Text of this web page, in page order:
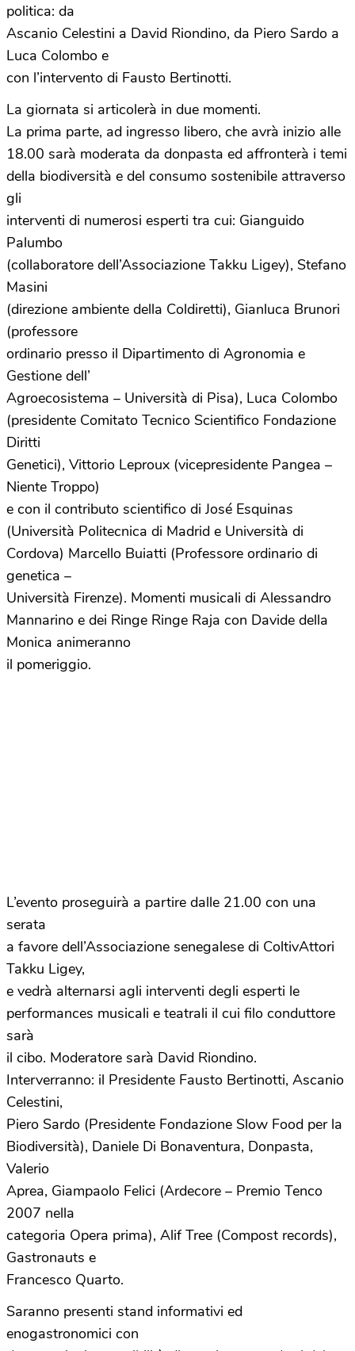
politica: da
Ascanio Celestini a David Riondino, da Piero Sardo a
Luca Colombo e
con l’intervento di Fausto Bertinotti.
La giornata si articolerà in due momenti.
La prima parte, ad ingresso libero, che avrà inizio alle
18.00 sarà moderata da donpasta ed affronterà i temi
della biodiversità e del consumo sostenibile attraverso
gli
interventi di numerosi esperti tra cui: Gianguido
Palumbo
(collaboratore dell’Associazione Takku Ligey), Stefano
Masini
(direzione ambiente della Coldiretti), Gianluca Brunori
(professore
ordinario presso il Dipartimento di Agronomia e
Gestione dell’
Agroecosistema – Università di Pisa), Luca Colombo
(presidente Comitato Tecnico Scientifico Fondazione
Diritti
Genetici), Vittorio Leproux (vicepresidente Pangea –
Niente Troppo)
e con il contributo scientifico di José Esquinas
(Università Politecnica di Madrid e Università di
Cordova) Marcello Buiatti (Professore ordinario di
genetica –
Università Firenze). Momenti musicali di Alessandro
Mannarino e dei Ringe Ringe Raja con Davide della
Monica animeranno
il pomeriggio.
L’evento proseguirà a partire dalle 21.00 con una
serata
a favore dell’Associazione senegalese di ColtivAttori
Takku Ligey,
e vedrà alternarsi agli interventi degli esperti le
performances musicali e teatrali il cui filo conduttore
sarà
il cibo. Moderatore sarà David Riondino.
Interverranno: il Presidente Fausto Bertinotti, Ascanio
Celestini,
Piero Sardo (Presidente Fondazione Slow Food per la
Biodiversità), Daniele Di Bonaventura, Donpasta,
Valerio
Aprea, Giampaolo Felici (Ardecore – Premio Tenco
2007 nella
categoria Opera prima), Alif Tree (Compost records),
Gastronauts e
Francesco Quarto.
Saranno presenti stand informativi ed
enogastronomici con